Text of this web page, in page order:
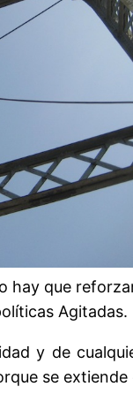
hay que
Agitadas.
y de
se